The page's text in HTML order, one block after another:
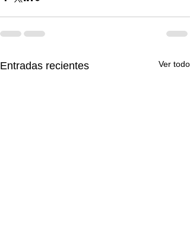
Entradas recientes Ver todo